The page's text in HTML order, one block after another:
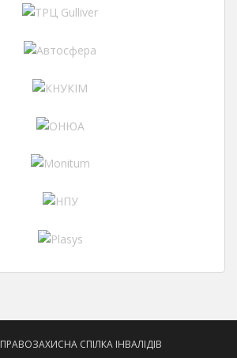
ПРАВОЗАХИСНА СПІЛКА ІНВАЛІДІВ